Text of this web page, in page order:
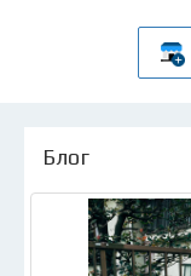
Блог